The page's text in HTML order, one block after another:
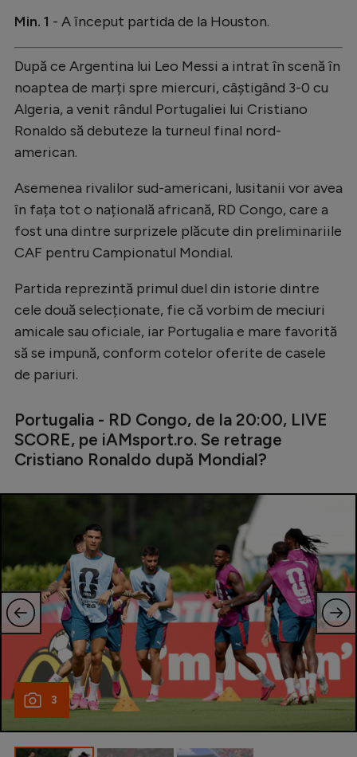
Min. 1 - A început partida de la Houston.
După ce Argentina lui Leo Messi a intrat în scenă în
noaptea de marți spre miercuri, câștigând 3-0 cu
Algeria, a venit rândul Portugaliei lui Cristiano
Ronaldo să debuteze la turneul final nord-
american.
Asemenea rivalilor sud-americani, lusitanii vor avea
în fața tot o națională africană, RD Congo, care a
fost una dintre surprizele plăcute din preliminariile
CAF pentru Campionatul Mondial.
Partida reprezintă primul duel din istorie dintre
cele două selecționate, fie că vorbim de meciuri
amicale sau oficiale, iar Portugalia e mare favorită
să se impună, conform cotelor oferite de casele
de pariuri.
Portugalia - RD Congo, de la 20:00, LIVE
SCORE, pe iAMsport.ro. Se retrage
Cristiano Ronaldo după Mondial?
3